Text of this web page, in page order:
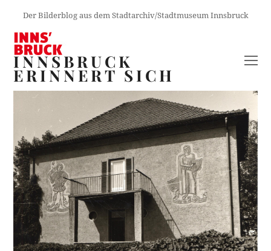
Der Bilderblog aus dem Stadtarchiv/Stadtmuseum Innsbruck
INNSBRUCK
ERINNERT SICH